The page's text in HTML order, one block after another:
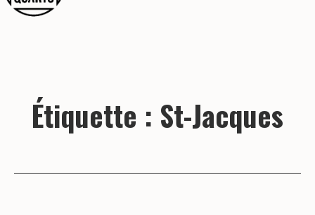
Étiquette : St-Jacques